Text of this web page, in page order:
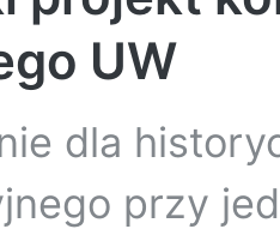
UW
dla
przy